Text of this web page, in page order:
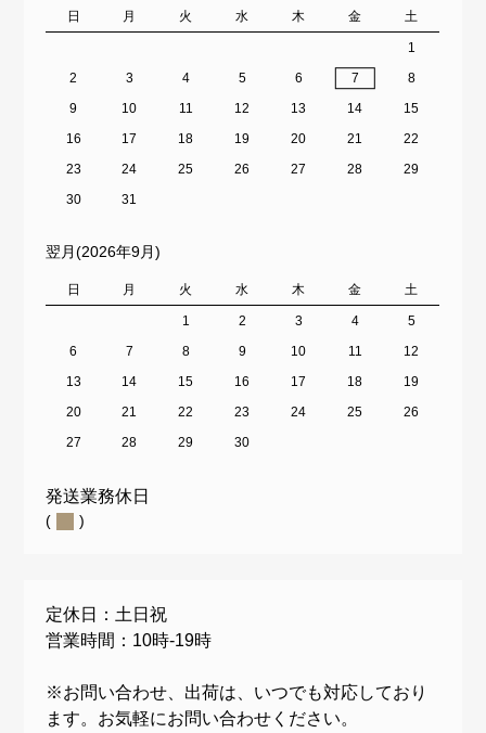
日 月 火 水 木 金 土
1
2
3 4 5 6 7
8
9
10 11 12 13 14
15
16
17 18 19 20 21
22
23
24 25 26 27 28
29
30
31
翌月(2026年9月)
日 月 火 水 木 金 土
1 2 3 4
5
6
7 8 9 10 11
12
13
14 15 16 17 18
19
20
21 22 23 24 25
26
27
28 29 30
発送業務休日
( )
定休日：土日祝
営業時間：10時-19時
※お問い合わせ、出荷は、いつでも対応しており
ます。お気軽にお問い合わせください。